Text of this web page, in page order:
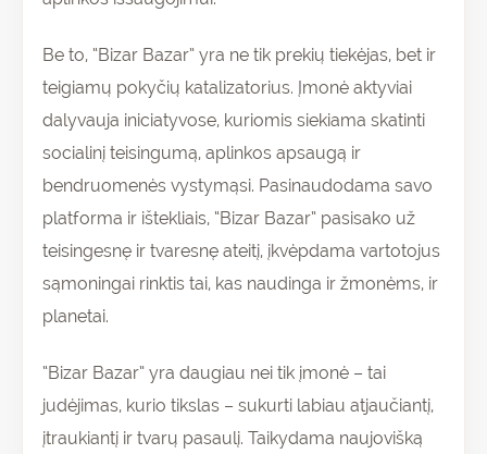
Be to, “Bizar Bazar” yra ne tik prekių tiekėjas, bet ir
teigiamų pokyčių katalizatorius. Įmonė aktyviai
dalyvauja iniciatyvose, kuriomis siekiama skatinti
socialinį teisingumą, aplinkos apsaugą ir
bendruomenės vystymąsi. Pasinaudodama savo
platforma ir ištekliais, “Bizar Bazar” pasisako už
teisingesnę ir tvaresnę ateitį, įkvėpdama vartotojus
sąmoningai rinktis tai, kas naudinga ir žmonėms, ir
planetai.
“Bizar Bazar” yra daugiau nei tik įmonė – tai
judėjimas, kurio tikslas – sukurti labiau atjaučiantį,
įtraukiantį ir tvarų pasaulį. Taikydama naujovišką